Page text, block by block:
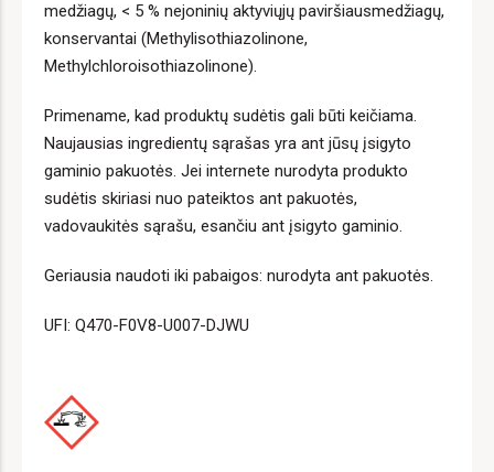
medžiagų, < 5 % nejoninių aktyviųjų paviršiausmedžiagų,
konservantai (Methylisothiazolinone,
Methylchloroisothiazolinone).
Primename, kad produktų sudėtis gali būti keičiama.
Naujausias ingredientų sąrašas yra ant jūsų įsigyto
gaminio pakuotės. Jei internete nurodyta produkto
sudėtis skiriasi nuo pateiktos ant pakuotės,
vadovaukitės sąrašu, esančiu ant įsigyto gaminio.
Geriausia naudoti iki pabaigos: nurodyta ant pakuotės.
UFI: Q470-F0V8-U007-DJWU